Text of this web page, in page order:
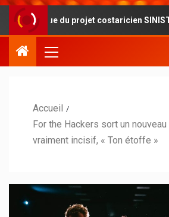
du projet costaricien SINISTRA
Accueil
For the Hackers sort un
vraiment incisif, « Ton étoffe »